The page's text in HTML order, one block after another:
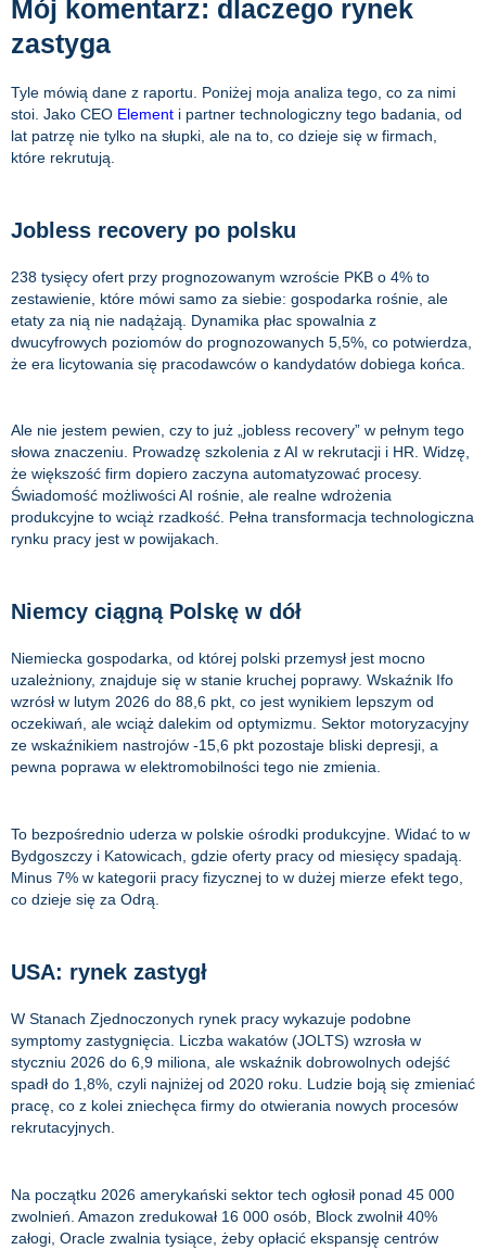
Mój komentarz: dlaczego rynek
zastyga
Tyle mówią dane z raportu. Poniżej moja analiza tego, co za nimi
stoi. Jako CEO Element i partner technologiczny tego badania, od
lat patrzę nie tylko na słupki, ale na to, co dzieje się w firmach,
które rekrutują.
Jobless recovery po polsku
238 tysięcy ofert przy prognozowanym wzroście PKB o 4% to
zestawienie, które mówi samo za siebie: gospodarka rośnie, ale
etaty za nią nie nadążają. Dynamika płac spowalnia z
dwucyfrowych poziomów do prognozowanych 5,5%, co potwierdza,
że era licytowania się pracodawców o kandydatów dobiega końca.
Ale nie jestem pewien, czy to już „jobless recovery” w pełnym tego
słowa znaczeniu. Prowadzę szkolenia z AI w rekrutacji i HR. Widzę,
że większość firm dopiero zaczyna automatyzować procesy.
Świadomość możliwości AI rośnie, ale realne wdrożenia
produkcyjne to wciąż rzadkość. Pełna transformacja technologiczna
rynku pracy jest w powijakach.
Niemcy ciągną Polskę w dół
Niemiecka gospodarka, od której polski przemysł jest mocno
uzależniony, znajduje się w stanie kruchej poprawy. Wskaźnik Ifo
wzrósł w lutym 2026 do 88,6 pkt, co jest wynikiem lepszym od
oczekiwań, ale wciąż dalekim od optymizmu. Sektor motoryzacyjny
ze wskaźnikiem nastrojów -15,6 pkt pozostaje bliski depresji, a
pewna poprawa w elektromobilności tego nie zmienia.
To bezpośrednio uderza w polskie ośrodki produkcyjne. Widać to w
Bydgoszczy i Katowicach, gdzie oferty pracy od miesięcy spadają.
Minus 7% w kategorii pracy fizycznej to w dużej mierze efekt tego,
co dzieje się za Odrą.
USA: rynek zastygł
W Stanach Zjednoczonych rynek pracy wykazuje podobne
symptomy zastygnięcia. Liczba wakatów (JOLTS) wzrosła w
styczniu 2026 do 6,9 miliona, ale wskaźnik dobrowolnych odejść
spadł do 1,8%, czyli najniżej od 2020 roku. Ludzie boją się zmieniać
pracę, co z kolei zniechęca firmy do otwierania nowych procesów
rekrutacyjnych.
Na początku 2026 amerykański sektor tech ogłosił ponad 45 000
zwolnień. Amazon zredukował 16 000 osób, Block zwolnił 40%
załogi, Oracle zwalnia tysiące, żeby opłacić ekspansję centrów